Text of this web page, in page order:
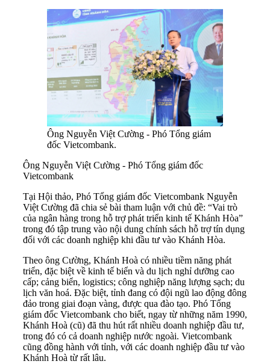
Ông Nguyễn Việt Cường - Phó Tổng giám
đốc Vietcombank.
Ông Nguyễn Việt Cường - Phó Tổng giám đốc
Vietcombank
Tại Hội thảo, Phó Tổng giám đốc Vietcombank Nguyễn
Việt Cường đã chia sẻ bài tham luận với chủ đề: “Vai trò
của ngân hàng trong hỗ trợ phát triển kinh tế Khánh Hòa”
trong đó tập trung vào nội dung chính sách hỗ trợ tín dụng
đối với các doanh nghiệp khi đầu tư vào Khánh Hòa.
Theo ông Cường, Khánh Hoà có nhiều tiềm năng phát
triển, đặc biệt về kinh tế biển và du lịch nghỉ dưỡng cao
cấp; cảng biển, logistics; công nghiệp năng lượng sạch; du
lịch văn hoá. Đặc biệt, tỉnh đang có đội ngũ lao động đông
đảo trong giai đoạn vàng, được qua đào tạo. Phó Tổng
giám đốc Vietcombank cho biết, ngay từ những năm 1990,
Khánh Hoà (cũ) đã thu hút rất nhiều doanh nghiệp đầu tư,
trong đó có cả doanh nghiệp nước ngoài. Vietcombank
cũng đồng hành với tỉnh, với các doanh nghiệp đầu tư vào
Khánh Hoà từ rất lâu.